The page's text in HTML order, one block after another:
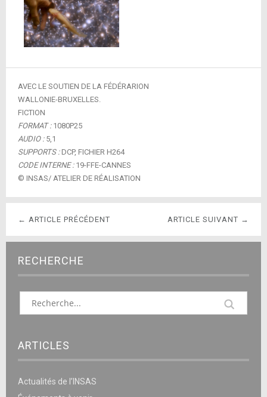
AVEC LE SOUTIEN DE LA FÉDÉRARION
WALLONIE-BRUXELLES.
FICTION
FORMAT :1080P25
AUDIO :5,1
SUPPORTS :DCP, FICHIER H264
CODE INTERNE :19-FFE-CANNES
© INSAS/ ATELIER DE RÉALISATION
ARTICLE SUIVANT →
← ARTICLE PRÉCÉDENT
RECHERCHE
ARTICLES
Actualités de l’INSAS